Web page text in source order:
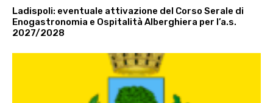
Ladispoli: eventuale attivazione del Corso Serale di
Enogastronomia e Ospitalità Alberghiera per l’a.s.
2027/2028